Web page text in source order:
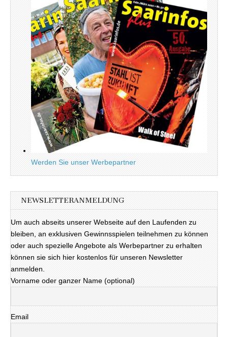
Werden Sie unser Werbepartner
NEWSLETTERANMELDUNG
Um auch abseits unserer Webseite auf den Laufenden zu
bleiben, an exklusiven Gewinnsspielen teilnehmen zu können
oder auch spezielle Angebote als Werbepartner zu erhalten
können sie sich hier kostenlos für unseren Newsletter
anmelden.
Vorname oder ganzer Name (optional)
Email